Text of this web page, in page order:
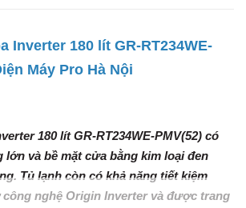
Inverter 180 lít GR-RT234WE-
Máy Pro Hà Nội
180 lít GR-RT234WE-PMV(52) có
lớn và bề mặt cửa bằng kim loại đen
Tủ lạnh còn có khả năng tiết kiệm
nghệ Origin Inverter và được trang